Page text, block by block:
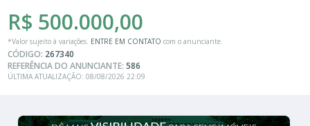
R$ 500.000,00
*Valor sujeito à variações. ENTRE EM CONTATO com o anunciante.
CÓDIGO: 267340
REFERÊNCIA DO ANUNCIANTE:586
ÚLTIMA ATUALIZAÇÃO: 08/08/2026 22:09